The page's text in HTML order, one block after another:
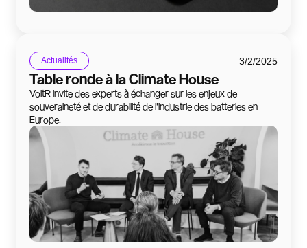
Actualités 3/2/2025
Table ronde à la Climate House
VoltR invite des experts à échanger sur les enjeux de
souveraineté et de durabilité de l'industrie des batteries en
Europe.